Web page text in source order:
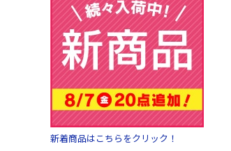
新着商品はこちらをクリック！